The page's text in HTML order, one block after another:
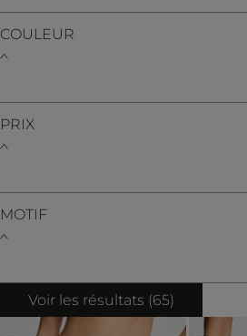
COULEUR
PRIX
MOTIF
Voir les résultats (65)